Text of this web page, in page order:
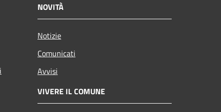
NOVITÀ
Notizie
Comunicati
Avvisi
VIVERE IL COMUNE